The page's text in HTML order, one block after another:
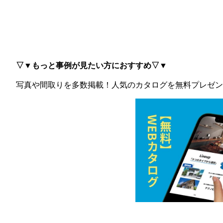
▽▼もっと事例が見たい方におすすめ▽▼
写真や間取りを多数掲載！ 人気のカタログを無料プレゼ